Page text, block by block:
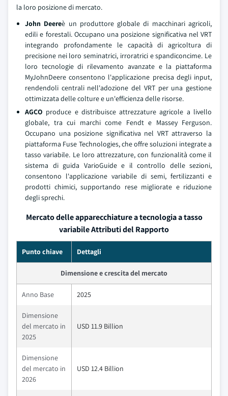
la loro posizione di mercato.
John Deereè un produttore globale di macchinari agricoli,
edili e forestali. Occupano una posizione significativa nel VRT
integrando profondamente le capacità di agricoltura di
precisione nei loro seminatrici, irroratrici e spandiconcime. Le
loro tecnologie di rilevamento avanzate e la piattaforma
MyJohnDeere consentono l'applicazione precisa degli input,
rendendoli centrali nell'adozione del VRT per una gestione
ottimizzata delle colture e un'efficienza delle risorse.
AGCO produce e distribuisce attrezzature agricole a livello
globale, tra cui marchi come Fendt e Massey Ferguson.
Occupano una posizione significativa nel VRT attraverso la
piattaforma Fuse Technologies, che offre soluzioni integrate a
tasso variabile. Le loro attrezzature, con funzionalità come il
sistema di guida VarioGuide e il controllo delle sezioni,
consentono l'applicazione variabile di semi, fertilizzanti e
prodotti chimici, supportando rese migliorate e riduzione
degli sprechi.
Mercato delle apparecchiature a tecnologia a tasso
variabile Attributi del Rapporto
Punto chiave Dettagli
Dimensione e crescita del mercato
Anno Base 2025
Dimensione
del mercato in
2025
USD 11.9 Billion
Dimensione
del mercato in
2026
USD 12.4 Billion